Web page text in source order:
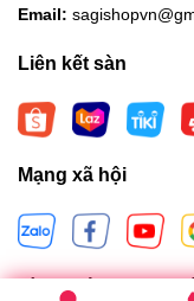
Email:
Liên kết sàn
Mạng xã hội
Hình thức thanh